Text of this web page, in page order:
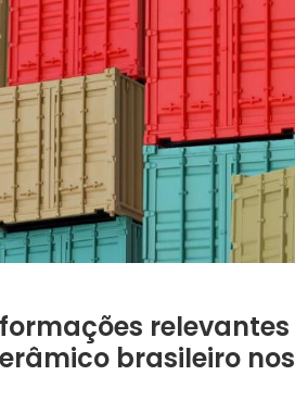
relevantes
brasileiro nos